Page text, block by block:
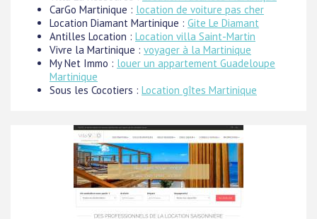
CarGo Martinique : location de voiture pas cher
Location Diamant Martinique : Gite Le Diamant
Antilles Location : Location villa Saint-Martin
Vivre la Martinique : voyager à la Martinique
My Net Immo : louer un appartement Guadeloupe
Martinique
Sous les Cocotiers : Location gîtes Martinique